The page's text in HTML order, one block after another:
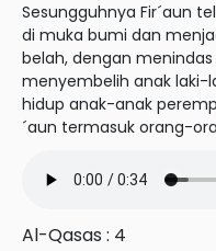
Sesungguhnya Fir´aun
di muka bumi dan
belah, dengan
menyembelih anak laki-
hidup anak-anak
´aun termasuk orang-
Al-Qasas : 4